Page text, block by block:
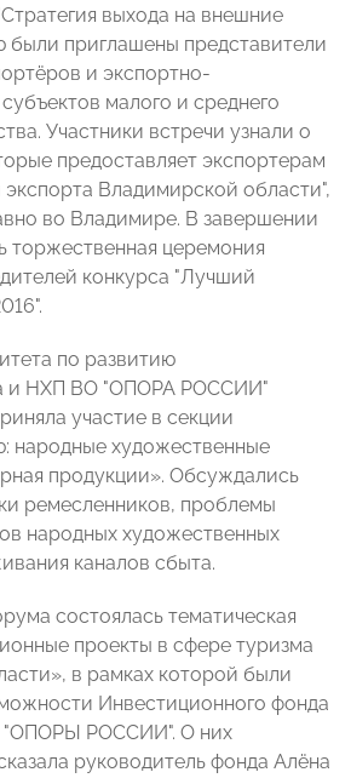
выхода на внешние
были приглашены представители
и экспортно-
малого и среднего
Участники встречи узнали о
предоставляет экспортерам
Владимирской области",
во Владимире. В завершении
торжественная церемония
конкурса "Лучший
по развитию
и НХП ВО "ОПОРА РОССИИ"
участие в секции
народные художественные
продукции». Обсуждались
ремесленников, проблемы
народных художественных
каналов сбыта.
состоялась тематическая
проекты в сфере туризма
в рамках которой были
Инвестиционного фонда
"ОПОРЫ РОССИИ". О них
руководитель фонда Алёна